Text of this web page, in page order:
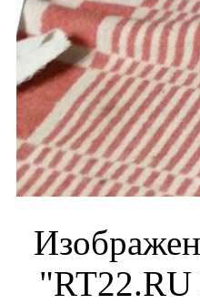
"RT22.RU